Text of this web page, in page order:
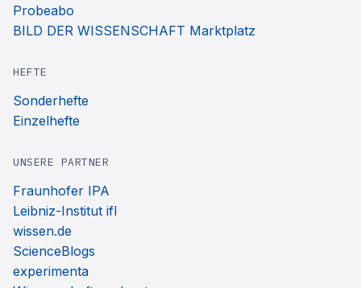
Probeabo
BILD DER WISSENSCHAFT Marktplatz
HEFTE
Sonderhefte
Einzelhefte
UNSERE PARTNER
Fraunhofer IPA
Leibniz-Institut ifl
wissen.de
ScienceBlogs
experimenta